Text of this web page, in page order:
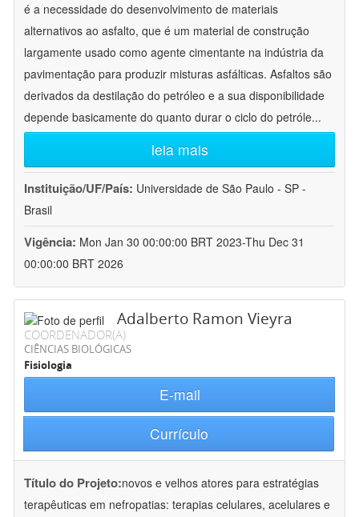
é a necessidade do desenvolvimento de materiais
alternativos ao asfalto, que é um material de construção
largamente usado como agente cimentante na indústria da
pavimentação para produzir misturas asfálticas. Asfaltos são
derivados da destilação do petróleo e a sua disponibilidade
depende basicamente do quanto durar o ciclo do petróle...
leia mais
Instituição/UF/País: Universidade de São Paulo - SP -
Brasil
Vigência: Mon Jan 30 00:00:00 BRT 2023-Thu Dec 31
00:00:00 BRT 2026
Adalberto Ramon Vieyra
COORDENADOR(A)
CIÊNCIAS BIOLÓGICAS
Fisiologia
E-mail
Currículo
Título do Projeto:novos e velhos atores para estratégias
terapêuticas em nefropatias: terapias celulares, acelulares e